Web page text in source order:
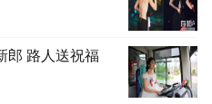
郎 路人送祝福